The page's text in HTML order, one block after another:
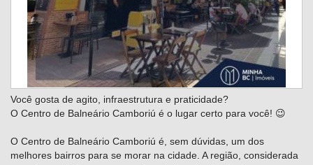
Você gosta de agito, infraestrutura e praticidade? ⠀
O Centro de Balneário Camboriú é o lugar certo para você! 😉⠀
O Centro de Balneário Camboriú é, sem dúvidas, um dos
melhores bairros para se morar na cidade. A região, considerada